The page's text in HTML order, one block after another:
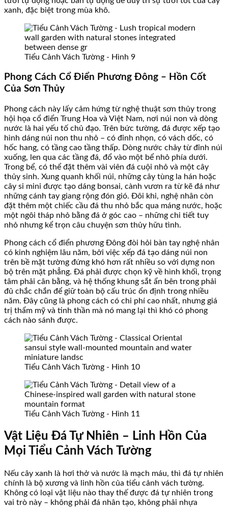
xanh, đặc biệt trong mùa khô.
Tiểu Cảnh Vách Tường - Hình 9
Phong Cách Cổ Điển Phương Đông – Hồn Cốt
Của Sơn Thủy
Phong cách này lấy cảm hứng từ nghệ thuật sơn thủy trong
hội họa cổ điển Trung Hoa và Việt Nam, nơi núi non và dòng
nước là hai yếu tố chủ đạo. Trên bức tường, đá được xếp tạo
hình dáng núi non thu nhỏ – có đỉnh nhọn, có vách dốc, có
hốc hang, có tầng cao tầng thấp. Dòng nước chảy từ đỉnh núi
xuống, len qua các tầng đá, đổ vào một bể nhỏ phía dưới.
Trong bể, có thể đặt thêm vài viên đá cuội nhỏ và một cây
thủy sinh. Xung quanh khối núi, những cây tùng la hán hoặc
cây si mini được tạo dáng bonsai, cành vươn ra từ kẽ đá như
những cánh tay giang rộng đón gió. Đôi khi, nghệ nhân còn
đặt thêm một chiếc cầu đá thu nhỏ bắc qua máng nước, hoặc
một ngôi tháp nhỏ bằng đá ở góc cao – những chi tiết tuy
nhỏ nhưng kể trọn câu chuyện sơn thủy hữu tình.
Phong cách cổ điển phương Đông đòi hỏi bàn tay nghệ nhân
có kinh nghiệm lâu năm, bởi việc xếp đá tạo dáng núi non
trên bề mặt tường đứng khó hơn rất nhiều so với dựng non
bộ trên mặt phẳng. Đá phải được chọn kỹ về hình khối, trọng
tâm phải cân bằng, và hệ thống khung sắt ẩn bên trong phải
đủ chắc chắn để giữ toàn bộ cấu trúc ổn định trong nhiều
năm. Đây cũng là phong cách có chi phí cao nhất, nhưng giá
trị thẩm mỹ và tinh thần mà nó mang lại thì khó có phong
cách nào sánh được.
Tiểu Cảnh Vách Tường - Hình 10
Tiểu Cảnh Vách Tường - Hình 11
Vật Liệu Đá Tự Nhiên – Linh Hồn Của
Mọi Tiểu Cảnh Vách Tường
Nếu cây xanh là hơi thở và nước là mạch máu, thì đá tự nhiên
chính là bộ xương và linh hồn của tiểu cảnh vách tường.
Không có loại vật liệu nào thay thế được đá tự nhiên trong
vai trò này – không phải đá nhân tạo, không phải nhựa